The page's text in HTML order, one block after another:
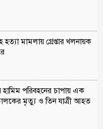
হত্যা মামলায় গ্রেপ্তার খলনায়ক
পরিবহনের চাপায় এক
মৃত্যু ও তিন যাত্রী আহত